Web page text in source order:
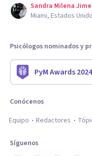
Sandra Milena
Miami, Estados
Psicólogos nominados y
PyM Awards 2024
Conócenos
Equipo
Redactores
Síguenos